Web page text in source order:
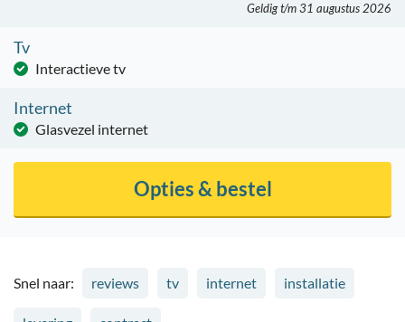
Geldig t/m 31 augustus 2026
Tv
Interactieve tv
Internet
Glasvezel internet
Opties & bestel
Snel naar: reviews tv internet installatie